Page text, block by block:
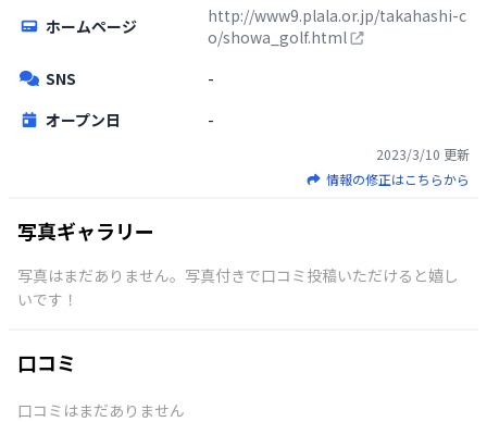
ホームページ
http://www9.plala.or.jp/takahashi-c
o/showa_golf.html
SNS
-
オープン日
-
2023/3/10 更新
情報の修正はこちらから
写真ギャラリー
写真はまだありません。写真付きで口コミ投稿いただけると嬉し
いです！
口コミ
口コミはまだありません